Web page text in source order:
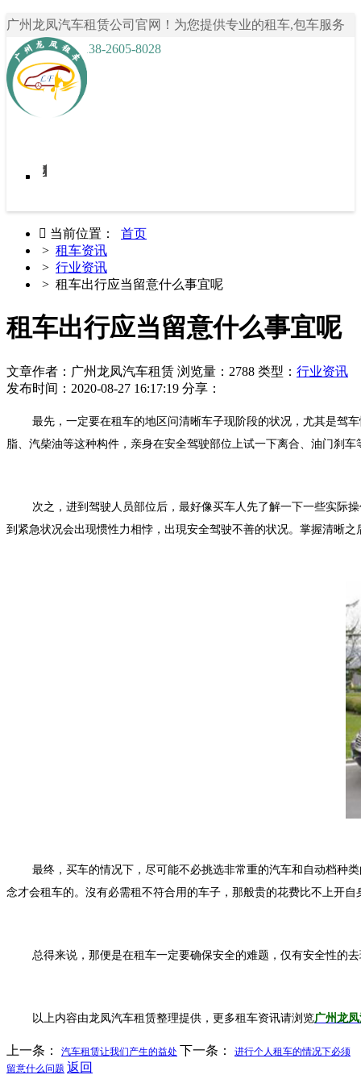
广州龙凤汽车租赁公司官网！为您提供专业的租车,包车服务
咨询热线： 138-2605-8028
首页
我要租车
租车案例
关于龙凤租车
租车资讯
联系我们
 当前位置： 首页
> 租车资讯
> 行业资讯
> 租车出行应当留意什么事宜呢
租车出行应当留意什么事宜呢
文章作者：广州龙凤汽车租赁 浏览量：2788 类型： 行业资讯
发布时间：2020-08-27 16:17:19 分享：
最先，一定要在租车的地区问清晰车子现阶段的状况，尤其是驾
脂、汽柴油等这种构件，亲身在安全驾驶部位上试一下离合、油门刹车
次之，进到驾驶人员部位后，最好像买车人先了解一下一些实际
到紧急状况会出现惯性力相悖，出現安全驾驶不善的状况。掌握清晰
最终，买车的情况下，尽可能不必挑选非常重的汽车和自动档种
念才会租车的。沒有必需租不符合用的车子，那般贵的花费比不上开自
总得来说，那便是在租车一定要确保安全的难题，仅有安全性的
以上内容由龙凤汽车租赁整理提供，更多租车资讯请浏览广州龙
上一条： 汽车租赁让我们产生的益处 下一条：
进行个人租车的情况下必须
留意什么问题 返回